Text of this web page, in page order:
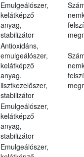
Emulgeálószer,
kelátképző
anyag,
stabilizátor
Antioxidáns,
emulgeálószer,
kelátképző
anyag,
lisztkezelőszer,
stabilizátor
Emulgeálószer,
kelátképző
anyag,
stabilizátor
Emulgeálószer,